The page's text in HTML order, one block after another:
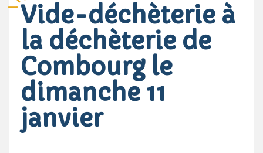
Vide-déchèterie à
la déchèterie de
Combourg le
dimanche 11
janvier